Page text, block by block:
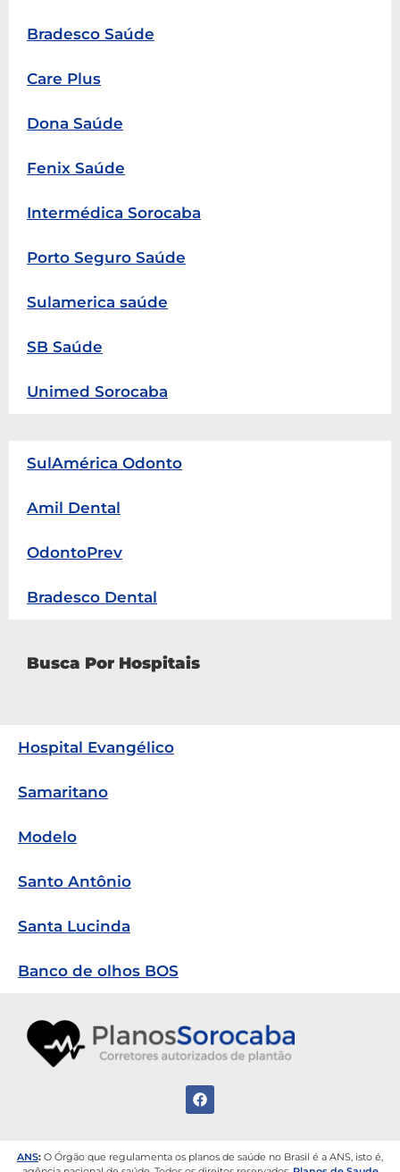
Bradesco Saúde
Care Plus
Dona Saúde
Fenix Saúde
Intermédica Sorocaba
Porto Seguro Saúde
Sulamerica saúde
SB Saúde
Unimed Sorocaba
SulAmérica Odonto
Amil Dental
OdontoPrev
Bradesco Dental
Busca Por Hospitais
Hospital Evangélico
Samaritano
Modelo
Santo Antônio
Santa Lucinda
Banco de olhos BOS
ANS: O Órgão que regulamenta os planos de saúde no Brasil é a ANS, isto é,